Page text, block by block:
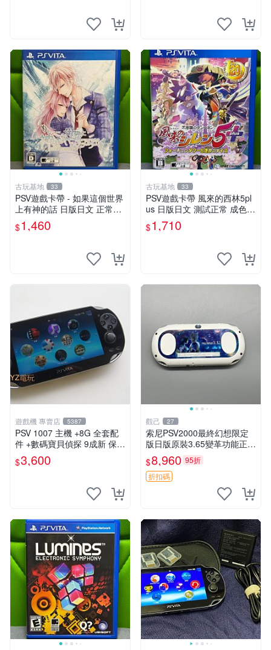
古玩基地 33
PSV遊戲卡帶 - 如果這個世界
上有神的話 日版日文 正常可
玩 神秘成色參考圖 售後不退
如果這是你想找的游戲 請先
$1,460
古玩基地 33
PSV遊戲卡帶 風來的西林5pl
us 日版日文 測試正常 成色如
圖 買家自負 風來的西林5plus
PSV 日版
$1,710
遊戲機 專賣店 5387
PSV 1007 主機 +8G 全套配
件 +數碼寶貝偵探 9成新 保修
一年 品質有保障
$3,600
觀己 27
索尼PSV2000最終幻想限定
版日版原裝3.65變革功能正常
背面小劃痕磨損 實物圖可查
限量珍藏 畫集 游戲機
$8,960 95折
折扣碼